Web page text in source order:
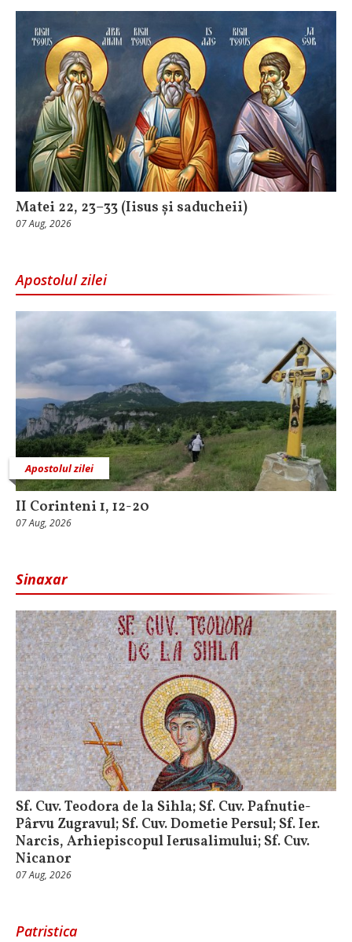
Matei 22, 23–33 (Iisus și saducheii)
07 Aug, 2026
Apostolul zilei
Apostolul zilei
II Corinteni 1, 12-20
07 Aug, 2026
Sinaxar
Sf. Cuv. Teodora de la Sihla; Sf. Cuv. Pafnutie-
Pârvu Zugravul; Sf. Cuv. Dometie Persul; Sf. Ier.
Narcis, Arhiepiscopul Ierusalimului; Sf. Cuv.
Nicanor
07 Aug, 2026
Patristica